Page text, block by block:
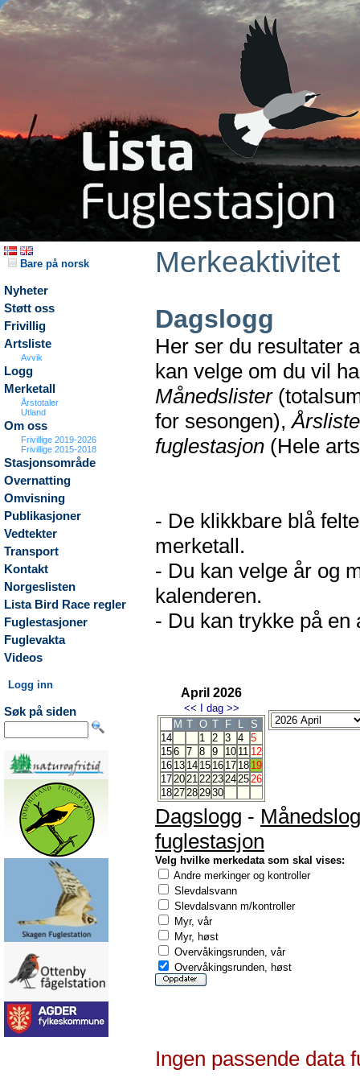
Bare på norsk
Nyheter
Støtt oss
Frivillig
Artsliste
Avvik
Logg
Merketall
Årstotaler
Utland
Om oss
Frivillige 2019-2026
Frivillige 2015-2018
Stasjonsområde
Overnatting
Omvisning
Publikasjoner
Vedtekter
Transport
Kontakt
Norgeslisten
Lista Bird Race regler
Fuglestasjoner
Fuglevakta
Videos
Logg inn
Søk på siden
Merkeaktivitet
Dagslogg
Her ser du resultater
kan velge om du vil
Månedslister
for sesongen),
fuglestasjon (Hele
- De klikkbare blå
merketall.
- Du kan velge år og
kalenderen.
- Du kan trykke på en
April 2026
<< I dag >>
M T O T F L
S
14
1 2 3 4 5
156 7 8 9 10 11 12
16 13 14 15 16 17 18 19
1720212223242526
1827282930
Dagslogg -
fuglestasjon
Velg hvilke merkedata som skal vises:
Andre merkinger og kontroller
Slevdalsvann
Slevdalsvann m/kontroller
Myr, vår
Myr, høst
Overvåkingsrunden, vår
Overvåkingsrunden, høst
Ingen passende data